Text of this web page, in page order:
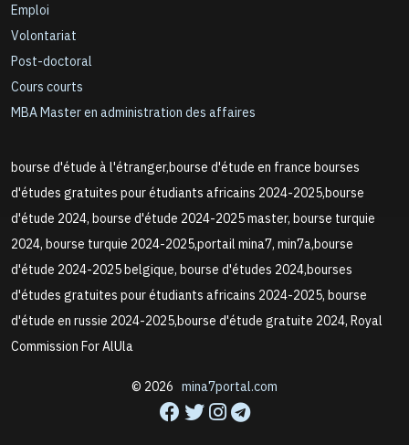
Emploi
Volontariat
Post-doctoral
Cours courts
MBA Master en administration des affaires
bourse d'étude à l'étranger,bourse d'étude en france bourses
d'études gratuites pour étudiants africains 2024-2025,bourse
d'étude 2024, bourse d'étude 2024-2025 master, bourse turquie
2024, bourse turquie 2024-2025,portail mina7, min7a,bourse
d'étude 2024-2025 belgique, bourse d'études 2024,bourses
d'études gratuites pour étudiants africains 2024-2025, bourse
d'étude en russie 2024-2025,bourse d'étude gratuite 2024, Royal
Commission For AlUla
© 2026 mina7portal.com